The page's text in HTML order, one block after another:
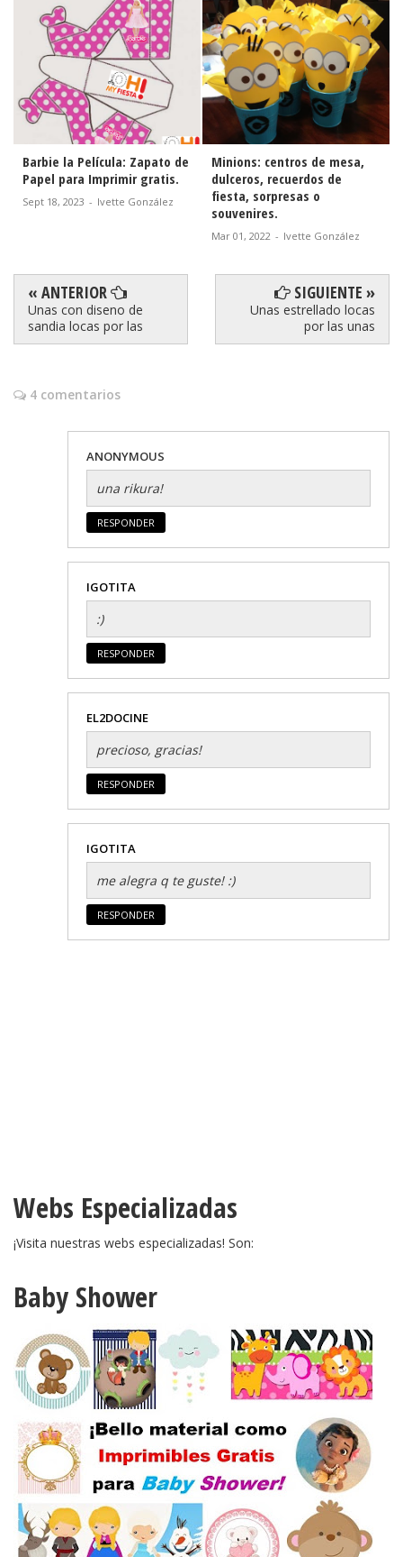
Barbie la Película: Zapato de
Papel para Imprimir gratis.
Sept 18, 2023 - Ivette González
Minions: centros de mesa,
dulceros, recuerdos de
fiesta, sorpresas o
souvenires.
Mar 01, 2022 - Ivette González
« ANTERIOR
Unas con diseno de
sandia locas por las
SIGUIENTE »
Unas estrellado locas
por las unas
4 comentarios
ANONYMOUS
una rikura!
RESPONDER
IGOTITA
:)
RESPONDER
EL2DOCINE
precioso, gracias!
RESPONDER
IGOTITA
me alegra q te guste! :)
RESPONDER
Webs Especializadas
¡Visita nuestras webs especializadas! Son:
Baby Shower